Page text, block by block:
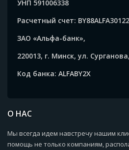
УНП 591006338
Расчетный счет:
ЗАО «Альфа-банк»,
220013, г. Минск, ул.
Код банка: ALFABY2X
О НАС
Мы всегда идем навстречу нашим
помощь не только компаниям,